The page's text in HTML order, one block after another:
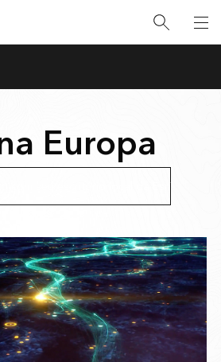
Europa
com seu escritório local da Esri